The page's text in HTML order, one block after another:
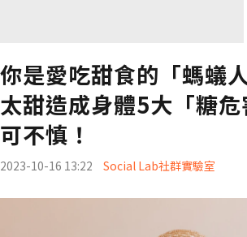
你是愛吃甜食的「螞蟻
太甜造成身體5大「糖
可不慎！
2023-10-16 13:22 Social Lab社群實驗室